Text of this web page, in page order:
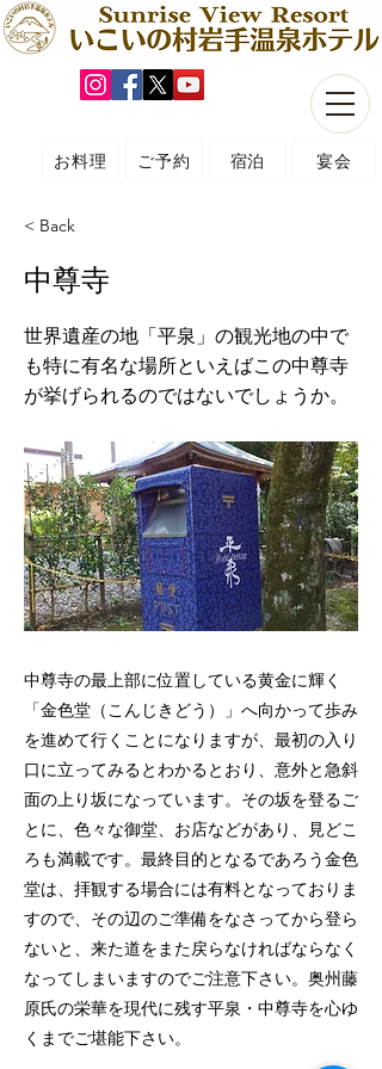
ご予約
お料理 宿泊 宴会
< Back
中尊寺
世界遺産の地「平泉」の観光地の中で
も特に有名な場所といえばこの中尊寺
が挙げられるのではないでしょうか。
中尊寺の最上部に位置している黄金に輝く
「金色堂（こんじきどう）」へ向かって歩み
を進めて行くことになりますが、最初の入り
口に立ってみるとわかるとおり、意外と急斜
面の上り坂になっています。その坂を登るご
とに、色々な御堂、お店などがあり、見どこ
ろも満載です。最終目的となるであろう金色
堂は、拝観する場合には有料となっておりま
すので、その辺のご準備をなさってから登ら
ないと、来た道をまた戻らなければならなく
なってしまいますのでご注意下さい。奥州藤
原氏の栄華を現代に残す平泉・中尊寺を心ゆ
くまでご堪能下さい。